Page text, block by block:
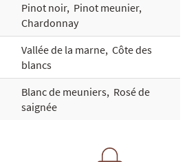
Pinot noir, Pinot meunier,
Chardonnay
Vallée de la marne, Côte des
blancs
Blanc de meuniers, Rosé de
saignée